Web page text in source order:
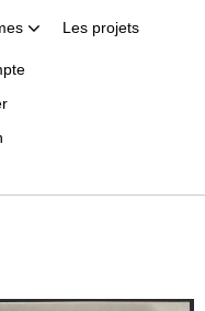
Les projets